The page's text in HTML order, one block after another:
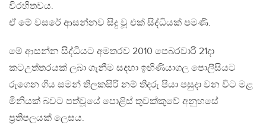
විරහිතවය.
ඒ මේ වසරේ ආසන්නව සිදු වූ එක් සිද්ධියක් පමණි.
මේ ආසන්න සිද්ධියට අමතරව 2010 පෙබරවාරි 21දා
කටඋත්තරයක් ලබා ගැනීම සදහා ඉඟිණියාගල පොලීසියට
රුගෙන ගිය සමන් තිලකසිරි නම් තිදරු පියා පසුදා වන විට මළ
මිනියක් බවට පත්වූයේ පොළිස් තුවක්කුවේ අනුහසේ
ප්‍රතිපලයක් ලෙසය.